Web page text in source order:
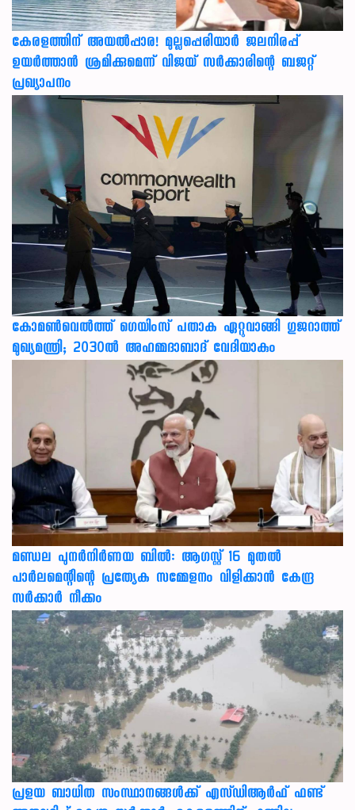
കേരളത്തിന് അ‌യൽപ്പാര! മുല്ലപ്പെരിയാർ ജലനിരപ്പ്
ഉയർത്താൻ ശ്രമിക്കുമെന്ന് വിജയ് സർക്കാരിന്റെ ബജറ്റ്
പ്രഖ്യാപനം
കോമൺവെൽത്ത് ഗെയിംസ് പതാക ഏറ്റുവാങ്ങി ഗുജറാത്ത്
മുഖ്യമന്ത്രി; 2030ൽ അഹമ്മദാബാദ് വേദിയാകും
മണ്ഡല പുനർനിർണയ ബിൽ: ആഗസ്റ്റ് 16 മുതൽ
പാർലമെന്റിന്റെ പ്രത്യേക സമ്മേളനം വിളിക്കാൻ കേന്ദ്ര
സർക്കാർ നീക്കം
പ്രളയ ബാധിത സംസ്ഥാനങ്ങൾക്ക് എസ്ഡിആർഫ് ഫണ്ട്